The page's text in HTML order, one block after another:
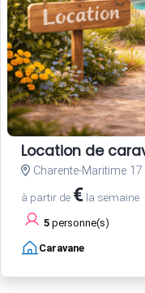
Location de
Charente-Maritime 17
à partir de € la semaine
5 personne(s)
Caravane